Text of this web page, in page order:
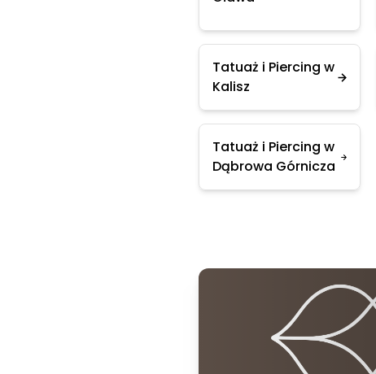
Tatuaż i Piercing w
Kalisz
Tatuaż i Piercing w
Dąbrowa Górnicza